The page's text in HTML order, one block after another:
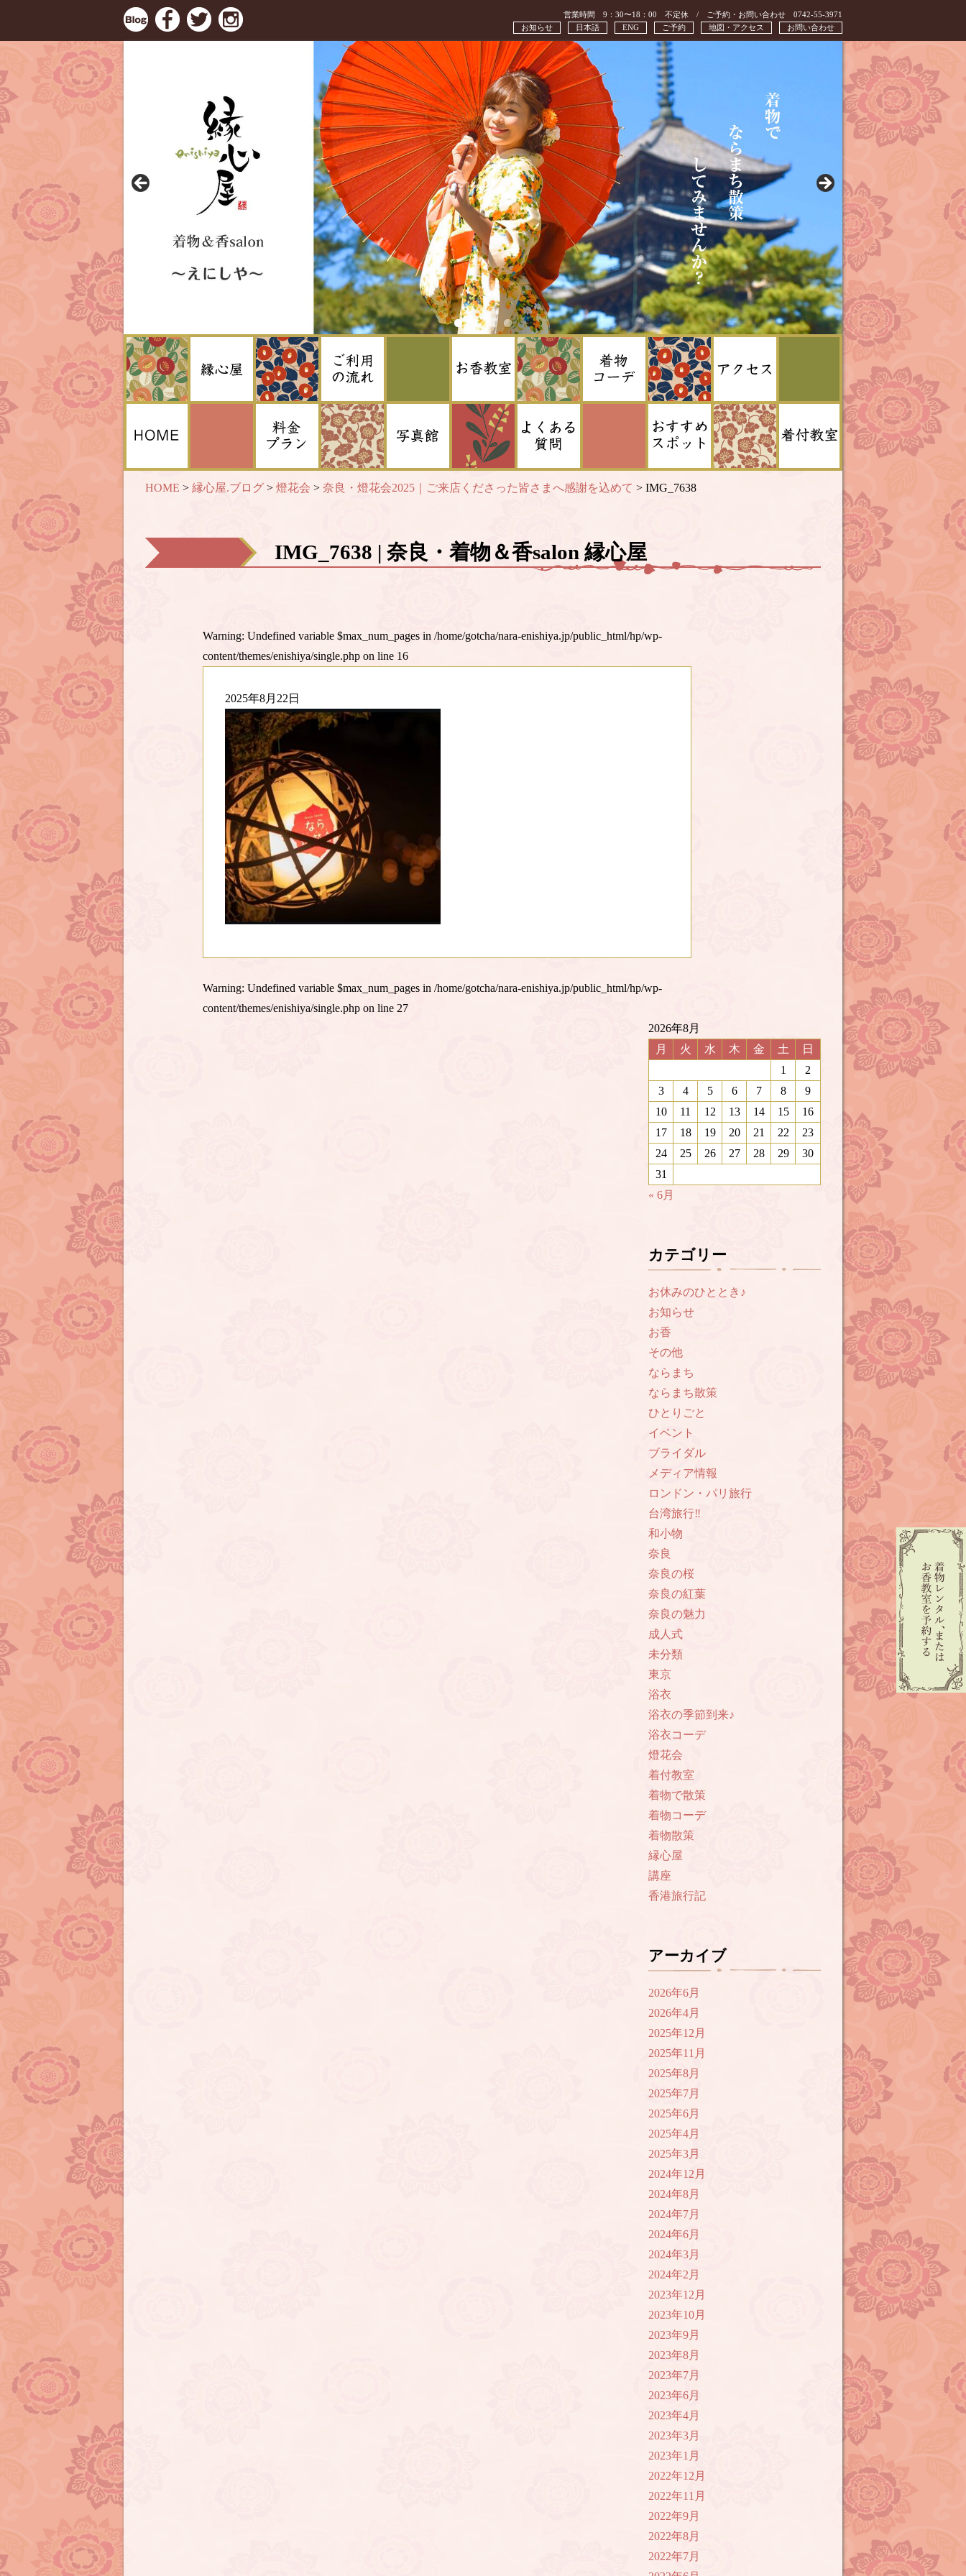
営業時間 9：30〜18：00 不定休 / ご予約・お問い合わせ 0742-55-3971
お問い合わせ
地図・アクセス
ご予約
ENG
日本語
お知らせ
HOME > 縁心屋.ブログ > 燈花会 > 奈良・燈花会2025｜ご来店くださった皆さまへ感謝を込めて > IMG_7638
IMG_7638 | 奈良・着物＆香salon 縁心屋
Warning: Undefined variable $max_num_pages in /home/gotcha/nara-enishiya.jp/public_html/hp/wp-
content/themes/enishiya/single.php on line 16
2025年8月22日
Warning: Undefined variable $max_num_pages in /home/gotcha/nara-enishiya.jp/public_html/hp/wp-
content/themes/enishiya/single.php on line 27
2026年8月
月
火 水 木 金 土
日
1
2
3
4 5 6 7 8
9
10
11 12 13 14 15
16
17
18 19 20 21 22
23
24
25 26 27 28 29
30
31
« 6月
カテゴリー
お休みのひととき♪
お知らせ
お香
その他
ならまち
ならまち散策
ひとりごと
イベント
ブライダル
メディア情報
ロンドン・パリ旅行
台湾旅行‼︎
和小物
奈良
奈良の桜
奈良の紅葉
奈良の魅力
成人式
未分類
東京
浴衣
浴衣の季節到来♪
浴衣コーデ
燈花会
着付教室
着物で散策
着物コーデ
着物散策
縁心屋
講座
香港旅行記
アーカイブ
2026年6月
2026年4月
2025年12月
2025年11月
2025年8月
2025年7月
2025年6月
2025年4月
2025年3月
2024年12月
2024年8月
2024年7月
2024年6月
2024年3月
2024年2月
2023年12月
2023年10月
2023年9月
2023年8月
2023年7月
2023年6月
2023年4月
2023年3月
2023年1月
2022年12月
2022年11月
2022年9月
2022年8月
2022年7月